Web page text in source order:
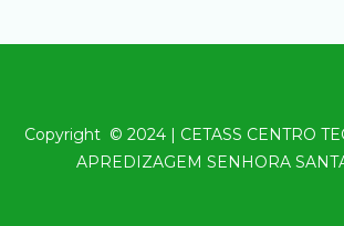
Copyright © 2024 | CETASS CENTRO
APREDIZAGEM SENHORA